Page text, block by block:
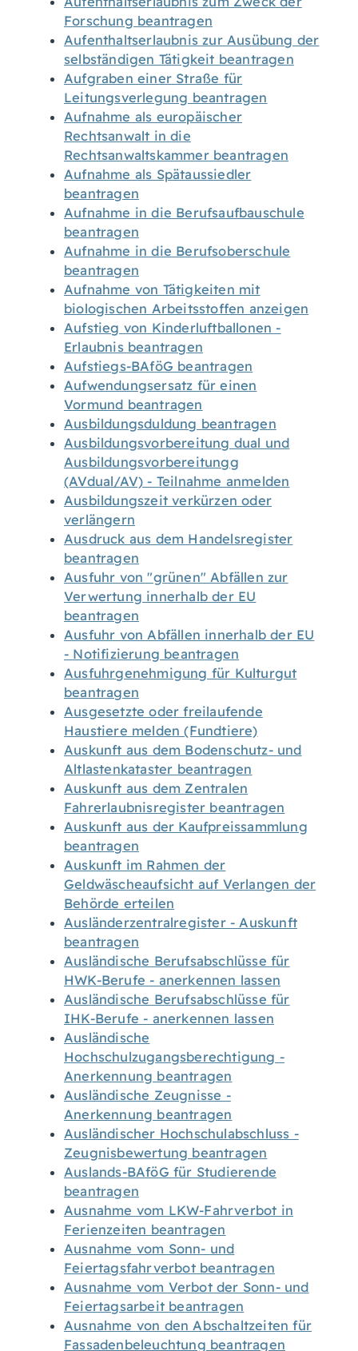
Forschung beantragen
Aufenthaltserlaubnis zur Ausübung der
selbständigen Tätigkeit beantragen
Aufgraben einer Straße für
Leitungsverlegung beantragen
Aufnahme als europäischer
Rechtsanwalt in die
Rechtsanwaltskammer beantragen
Aufnahme als Spätaussiedler
beantragen
Aufnahme in die Berufsaufbauschule
beantragen
Aufnahme in die Berufsoberschule
beantragen
Aufnahme von Tätigkeiten mit
biologischen Arbeitsstoffen anzeigen
Aufstieg von Kinderluftballonen -
Erlaubnis beantragen
Aufstiegs-BAföG beantragen
Aufwendungsersatz für einen
Vormund beantragen
Ausbildungsduldung beantragen
Ausbildungsvorbereitung dual und
Ausbildungsvorbereitungg
(AVdual/AV) - Teilnahme anmelden
Ausbildungszeit verkürzen oder
verlängern
Ausdruck aus dem Handelsregister
beantragen
Ausfuhr von "grünen" Abfällen zur
Verwertung innerhalb der EU
beantragen
Ausfuhr von Abfällen innerhalb der EU
- Notifizierung beantragen
Ausfuhrgenehmigung für Kulturgut
beantragen
Ausgesetzte oder freilaufende
Haustiere melden (Fundtiere)
Auskunft aus dem Bodenschutz- und
Altlastenkataster beantragen
Auskunft aus dem Zentralen
Fahrerlaubnisregister beantragen
Auskunft aus der Kaufpreissammlung
beantragen
Auskunft im Rahmen der
Geldwäscheaufsicht auf Verlangen der
Behörde erteilen
Ausländerzentralregister - Auskunft
beantragen
Ausländische Berufsabschlüsse für
HWK-Berufe - anerkennen lassen
Ausländische Berufsabschlüsse für
IHK-Berufe - anerkennen lassen
Ausländische
Hochschulzugangsberechtigung -
Anerkennung beantragen
Ausländische Zeugnisse -
Anerkennung beantragen
Ausländischer Hochschulabschluss -
Zeugnisbewertung beantragen
Auslands-BAföG für Studierende
beantragen
Ausnahme vom LKW-Fahrverbot in
Ferienzeiten beantragen
Ausnahme vom Sonn- und
Feiertagsfahrverbot beantragen
Ausnahme vom Verbot der Sonn- und
Feiertagsarbeit beantragen
Ausnahme von den Abschaltzeiten für
Fassadenbeleuchtung beantragen